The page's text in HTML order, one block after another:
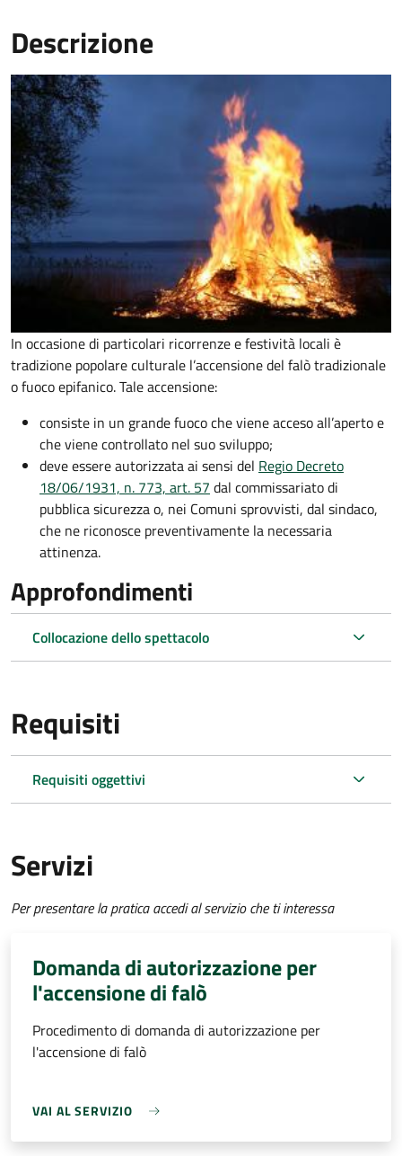
Descrizione
In occasione di particolari ricorrenze e festività locali è
tradizione popolare culturale l’accensione del falò tradizionale
o fuoco epifanico.Tale accensione:
consiste in un grande fuoco che viene acceso all’aperto e
che viene controllato nel suo sviluppo;
deve essere autorizzata ai sensi del Regio Decreto
18/06/1931, n. 773, art. 57 dal commissariato di
pubblica sicurezza o, nei Comuni sprovvisti, dal sindaco,
che ne riconosce preventivamente la necessaria
attinenza.
Approfondimenti
Collocazione dello spettacolo
Requisiti
Requisiti oggettivi
Servizi
Per presentare la pratica accedi al servizio che ti interessa
Domanda di autorizzazione per
l'accensione di falò
Procedimento di domanda di autorizzazione per
l'accensione di falò
VAI AL SERVIZIO